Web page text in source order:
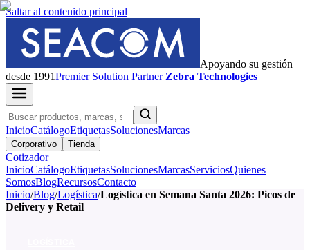
Saltar al contenido principal
Apoyando su gestión
desde 1991PremierSolution Partner Zebra Technologies
InicioCatálogoEtiquetasSolucionesMarcas
Corporativo Tienda
Cotizador
InicioCatálogoEtiquetasSolucionesMarcasServiciosQuienes
SomosBlogRecursosContacto
Inicio/Blog/Logística/Logística en Semana Santa 2026: Picos de
Delivery y Retail